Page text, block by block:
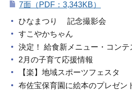
7面（PDF：3,343KB）
ひなまつり 記念撮影会
すこやかちゃん
決定！ 給食新メニュー・コンテ
2月の子育て応援情報
【楽】地域スポーツフェスタ
布佐宝保育園に絵本のプレゼン